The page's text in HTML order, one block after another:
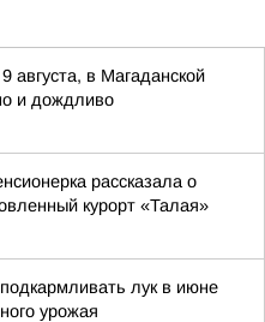
августа, в Магаданской
и дождливо
рассказала о
курорт «Талая»
лук в июне
урожая